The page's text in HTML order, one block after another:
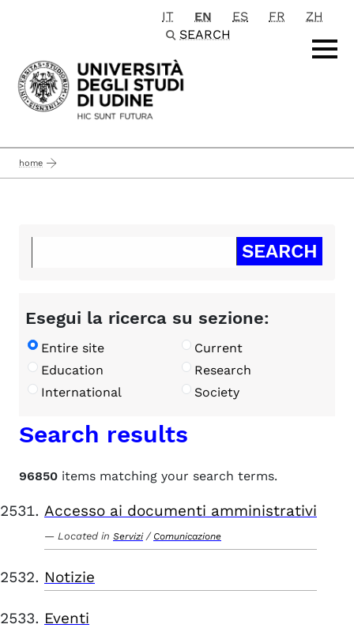
Passa al contenuto principale
IT EN ES FR
ZH
SEARCH
home
Esegui la ricerca su sezione:
Entire site
Current
Education
Research
International
Society
Search results
96850 items matching your search terms.
Accesso ai documenti amministrativi
Located in Servizi / Comunicazione
Notizie
Eventi